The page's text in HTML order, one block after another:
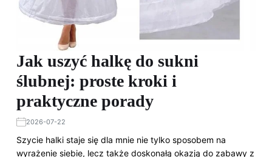
Jak uszyć halkę do sukni
ślubnej: proste kroki i
praktyczne porady
2026-07-22
Szycie halki staje się dla mnie nie tylko sposobem na
wyrażenie siebie, lecz także doskonałą okazją do zabawy z